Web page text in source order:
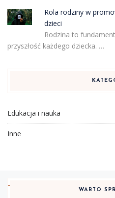
Rola rodziny w
dzieci
Rodzina to
przyszłość każdego dziecka. …
Edukacja i nauka
Inne
WARTO